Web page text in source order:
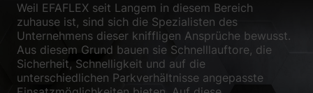
Weil EFAFLEX seit Langem in diesem Bereich
zuhause ist, sind sich die Spezialisten des
Unternehmens dieser kniffligen Ansprüche bewusst.
Aus diesem Grund bauen sie Schnelllauftore, die
Sicherheit, Schnelligkeit und auf die
unterschiedlichen Parkverhältnisse angepasste